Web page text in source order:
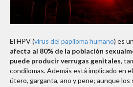
El HPV (virus del papiloma humano) es
afecta al 80% de la población
puede producir verrugas genitales,
condilomas. Además está implicado en
útero, garganta, ano y pene; aunque